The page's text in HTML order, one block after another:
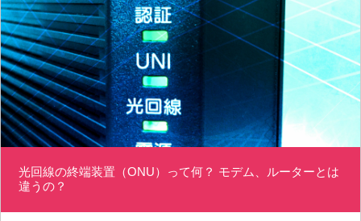
光回線の終端装置（ONU）って何？ モデム、ルーターとは
違うの？